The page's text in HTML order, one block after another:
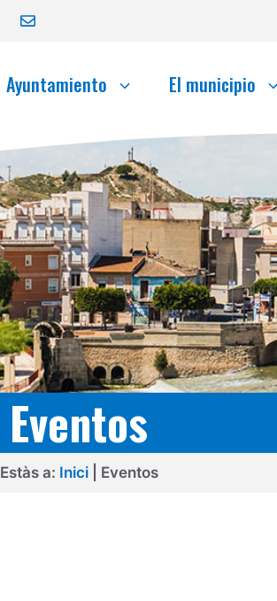
Ayuntamiento El municipio
Eventos
Estàs a: Inici| Eventos